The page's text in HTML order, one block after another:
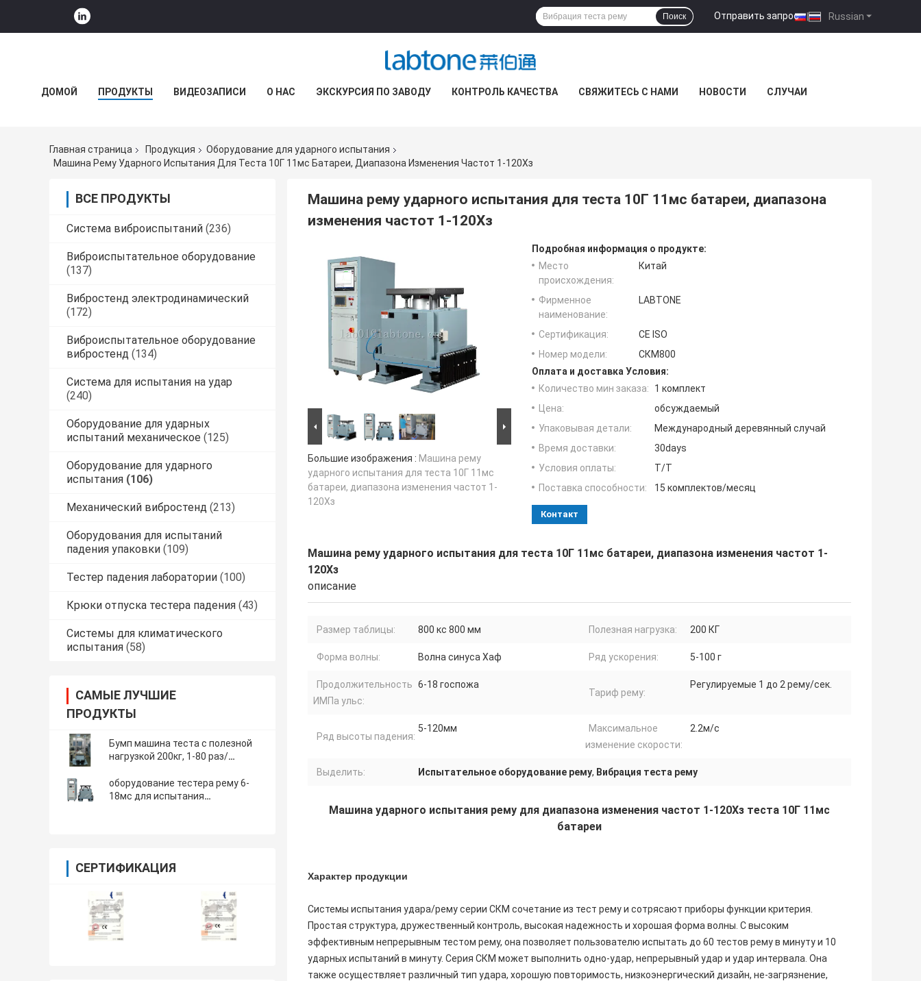
Russian
Отправить запрос |
Поиск
ДОМОЙ ПРОДУКТЫ ВИДЕОЗАПИСИ О НАС ЭКСКУРСИЯ ПО ЗАВОДУ КОНТРОЛЬ КАЧЕСТВА СВЯЖИТЕСЬ С НАМИ НОВОСТИ СЛУЧАИ
Главная страница Продукция
Оборудование для ударного испытания
Машина Рему Ударного Испытания Для Теста 10Г 11мс Батареи, Диапазона Изменения Частот 1-120Хз
ВСЕ ПРОДУКТЫ
Система виброиспытаний (236)
Виброиспытательное оборудование
(137)
Вибростенд электродинамический
(172)
Виброиспытательное оборудование
вибростенд (134)
Система для испытания на удар
(240)
Оборудование для ударных
испытаний механическое (125)
Оборудование для ударного
испытания (106)
Механический вибростенд (213)
Оборудования для испытаний
падения упаковки (109)
Тестер падения лаборатории (100)
Крюки отпуска тестера падения (43)
Системы для климатического
испытания (58)
САМЫЕ ЛУЧШИЕ
ПРОДУКТЫ
Бумп машина теста с полезной
нагрузкой 200кг, 1-80 раз/
оборудование тестера рему 6-
18мс для испытания
СЕРТИФИКАЦИЯ
Машина рему ударного испытания для теста 10Г 11мс батареи, диапазона
изменения частот 1-120Хз
Большие изображения : Машина рему
ударного испытания для теста 10Г 11мс
батареи, диапазона изменения частот 1-
120Хз
Подробная информация о продукте:
Место
происхождения:
Китай
Фирменное
наименование:
LABTONE
Сертификация:
CE ISO
Номер модели:
СКМ800
Оплата и доставка Условия:
Количество мин заказа:
1 комплект
Цена:
обсуждаемый
Упаковывая детали:
Международный деревянный случай
Время доставки:
30days
Условия оплаты:
T/T
Поставка способности:
15 комплектов/месяц
Контакт
Машина рему ударного испытания для теста 10Г 11мс батареи, диапазона изменения частот 1-
120Хз
описание
Размер таблицы: 800 кс 800 мм Полезная нагрузка: 200 КГ
Форма волны: Волна синуса Хаф Ряд ускорения: 5-100 г
Продолжительность
ИМПа ульс:
6-18 госпожа
Тариф рему:
Регулируемые 1 до 2 рему/сек.
Ряд высоты падения:
5-120мм
Максимальное
изменение скорости:
2.2м/с
Выделить: Испытательное оборудование рему, Вибрация теста рему
Машина ударного испытания рему для диапазона изменения частот 1-120Хз теста 10Г 11мс
батареи
Характер продукции
Системы испытания удара/рему серии СКМ сочетание из тест рему и сотрясают приборы функции критерия.
Простая структура, дружественный контроль, высокая надежность и хорошая форма волны. С высоким
эффективным непрерывным тестом рему, она позволяет пользователю испытать до 60 тестов рему в минуту и 10
ударных испытаний в минуту. Серия СКМ может выполнить одно-удар, непрерывный удар и удар интервала. Она
также осуществляет различный тип удара, хорошую повторимость, низкоэнергический дизайн, не-загрязнение,